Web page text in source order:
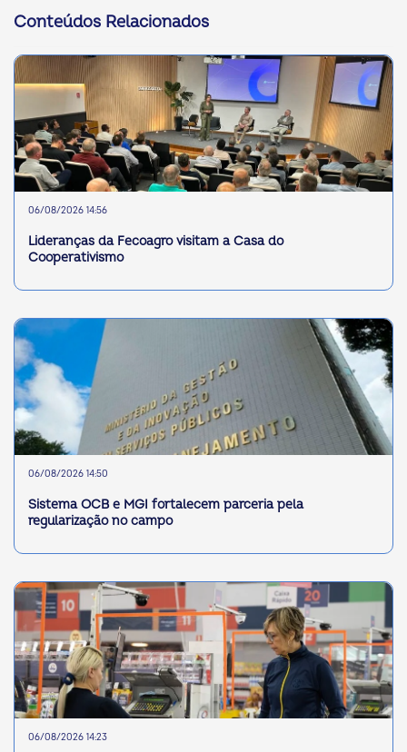
Conteúdos Relacionados
06/08/2026 14:56
Lideranças da Fecoagro visitam a Casa do
Cooperativismo
06/08/2026 14:50
Sistema OCB e MGI fortalecem parceria pela
regularização no campo
06/08/2026 14:23